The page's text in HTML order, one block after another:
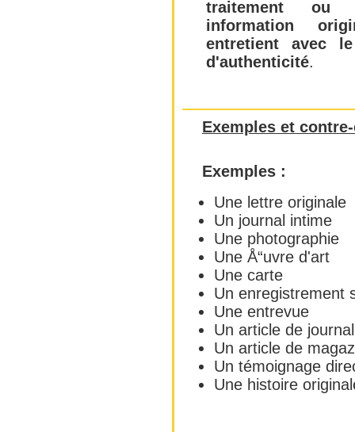
traitement ou
information
entretient avec
d'authenticité.
Exemples et
Exemples :
Une lettre originale
Un journal intime
Une photographie
Une Å“uvre d'art
Une carte
Un enregistrement
Une entrevue
Un article de journal
Un article de
Un témoignage
Une histoire